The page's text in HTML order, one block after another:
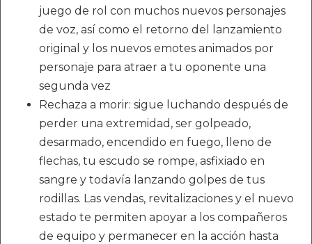
juego de rol con muchos nuevos personajes
de voz, así como el retorno del lanzamiento
original y los nuevos emotes animados por
personaje para atraer a tu oponente una
segunda vez
Rechaza a morir: sigue luchando después de
perder una extremidad, ser golpeado,
desarmado, encendido en fuego, lleno de
flechas, tu escudo se rompe, asfixiado en
sangre y todavía lanzando golpes de tus
rodillas. Las vendas, revitalizaciones y el nuevo
estado te permiten apoyar a los compañeros
de equipo y permanecer en la acción hasta